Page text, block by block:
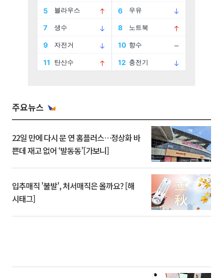
주요뉴스
22일 만에 다시 문 연 홈플러스…정상화 바
쁜데 재고 없어 ‘발동동’[가보니]
입추매직 '불발', 처서매직은 올까요? [해
시태그]